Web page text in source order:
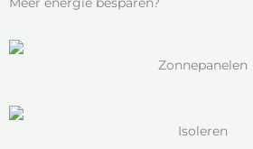
Zonnepanelen
Isoleren